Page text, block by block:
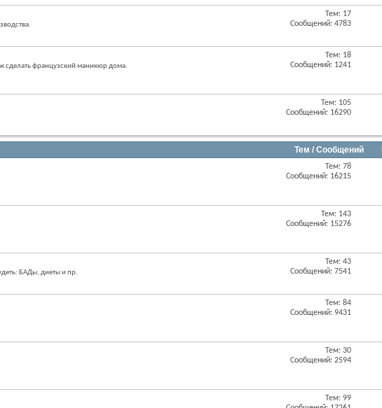
Тем: 17
Сообщений: 4783
сделать французский маникюр дома.
Тем: 18
Сообщений: 1241
Тем: 105
Сообщений: 16290
Тем / Сообщений
Тем: 78
Сообщений: 16215
Тем: 143
Сообщений: 15276
БАДы, диеты и пр.
Тем: 43
Сообщений: 7541
Тем: 84
Сообщений: 9431
Тем: 30
Сообщений: 2594
Тем: 99